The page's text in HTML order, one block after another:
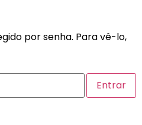
por senha. Para vê-lo,